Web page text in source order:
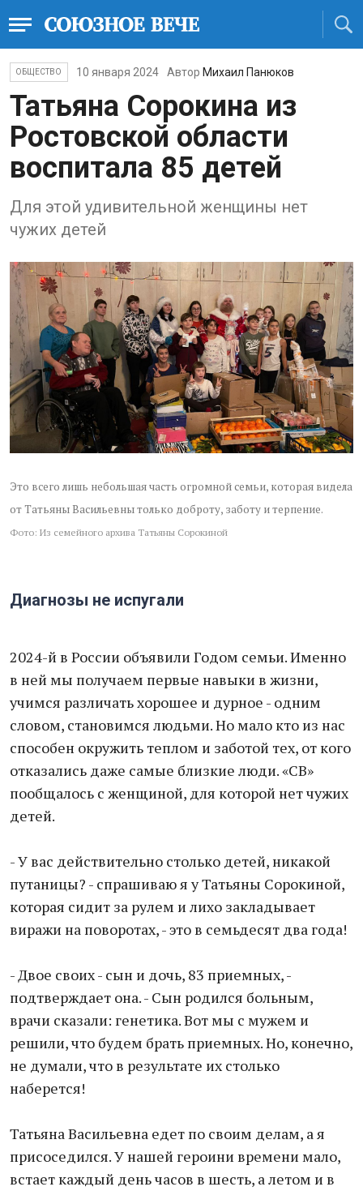
ОБЩЕСТВО 10 января 2024 Автор Михаил Панюков
Татьяна Сорокина из
Ростовской области
воспитала 85 детей
Для этой удивительной женщины нет
чужих детей
Это всего лишь небольшая часть огромной семьи, которая видела
от Татьяны Васильевны только доброту, заботу и терпение.
Фото: Из семейного архива Татьяны Сорокиной
Диагнозы не испугали
2024-й в России объявили Годом семьи. Именно
в ней мы получаем первые навыки в жизни,
учимся различать хорошее и дурное - одним
словом, становимся людьми. Но мало кто из нас
способен окружить теплом и заботой тех, от кого
отказались даже самые близкие люди. «СВ»
пообщалось с женщиной, для которой нет чужих
детей.
- У вас действительно столько детей, никакой
путаницы? - спрашиваю я у Татьяны Сорокиной,
которая сидит за рулем и лихо закладывает
виражи на поворотах, - это в семьдесят два года!
- Двое своих - сын и дочь, 83 приемных, -
подтверждает она. - Сын родился больным,
врачи сказали: генетика. Вот мы с мужем и
решили, что будем брать приемных. Но, конечно,
не думали, что в результате их столько
наберется!
Татьяна Васильевна едет по своим делам, а я
присоседился. У нашей героини времени мало,
встает каждый день часов в шесть, а летом и в